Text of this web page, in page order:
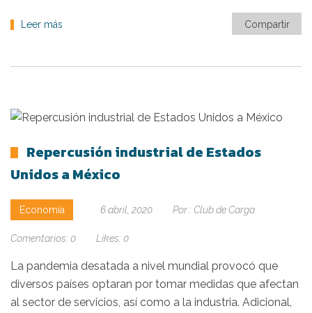
Leer más Compartir
Repercusión industrial de Estados
Unidos a México
Economía 6 abril, 2020 Por : Club de Carga
Comentarios: 0 Likes: 0
La pandemia desatada a nivel mundial provocó que
diversos países optaran por tomar medidas que afectan
al sector de servicios, así como a la industria. Adicional,